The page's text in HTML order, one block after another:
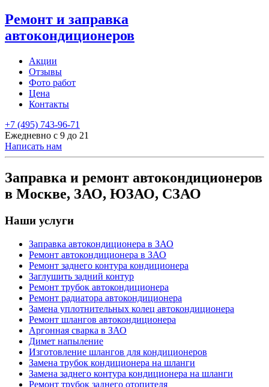
Ремонт и заправка
автокондиционеров
Акции
Отзывы
Фото работ
Цена
Контакты
+7 (495) 743-96-71
Ежедневно с 9 до 21
Написать нам
Заправка и ремонт автокондиционеров
в Москве, ЗАО, ЮЗАО, СЗАО
Наши услуги
Заправка автокондиционера в ЗАО
Ремонт автокондиционера в ЗАО
Ремонт заднего контура кондиционера
Заглушить задний контур
Ремонт трубок автокондиционера
Ремонт радиатора автокондиционера
Замена уплотнительных колец автокондиционера
Ремонт шлангов автокондиционера
Аргонная сварка в ЗАО
Димет напыление
Изготовление шлангов для кондиционеров
Замена трубок кондиционера на шланги
Замена заднего контура кондиционера на шланги
Ремонт трубок заднего отопителя